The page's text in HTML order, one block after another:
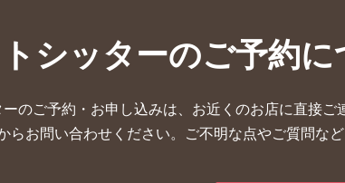
シッターのご予約に
のご予約・お申し込みは、お近くのお店に直接ご
らお問い合わせください。ご不明な点やご質問な